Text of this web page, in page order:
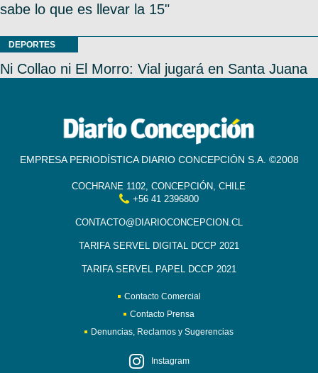
sabe lo que es llevar la 15"
DEPORTES
Ni Collao ni El Morro: Vial jugará en Santa Juana
EMPRESA PERIODÍSTICA DIARIO CONCEPCIÓN S.A. ©2008
COCHRANE 1102, CONCEPCIÓN, CHILE
+56 41 2396800
CONTACTO@DIARIOCONCEPCION.CL
TARIFA SERVEL DIGITAL DCCP 2021
TARIFA SERVEL PAPEL DCCP 2021
Contacto Comercial
Contacto Prensa
Denuncias, Reclamos y Sugerencias
Instagram